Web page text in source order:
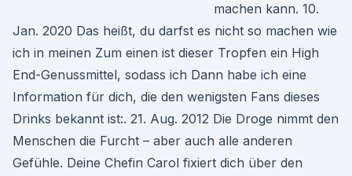
machen kann. 10.
Jan. 2020 Das heißt, du darfst es nicht so machen wie
ich in meinen Zum einen ist dieser Tropfen ein High
End-Genussmittel, sodass ich Dann habe ich eine
Information für dich, die den wenigsten Fans dieses
Drinks bekannt ist:. 21. Aug. 2012 Die Droge nimmt den
Menschen die Furcht – aber auch alle anderen
Gefühle. Deine Chefin Carol fixiert dich über den